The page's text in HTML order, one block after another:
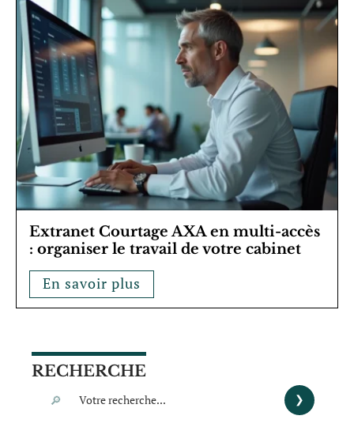
Extranet Courtage AXA en multi-accès
: organiser le travail de votre cabinet
En savoir plus
RECHERCHE